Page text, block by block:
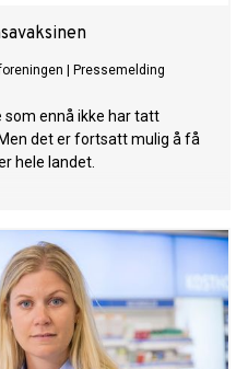
Pressemelding
som ennå ikke har tatt
det er fortsatt mulig å få
hele landet.